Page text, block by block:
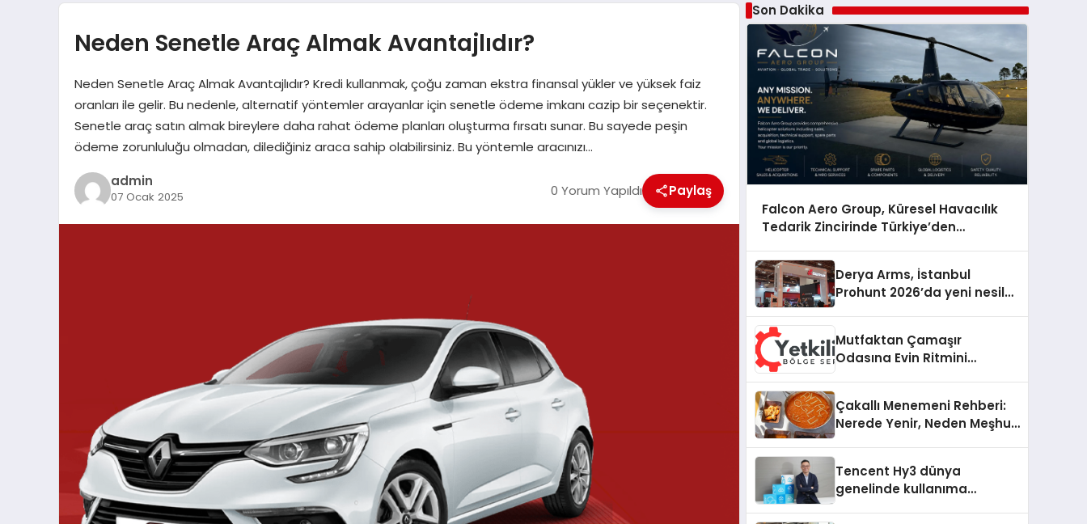
Neden Senetle Araç Almak Avantajlıdır?
Neden Senetle Araç Almak Avantajlıdır? Kredi kullanmak, çoğu zaman ekstra finansal yükler ve yüksek faiz
oranları ile gelir. Bu nedenle, alternatif yöntemler arayanlar için senetle ödeme imkanı cazip bir seçenektir.
Senetle araç satın almak bireylere daha rahat ödeme planları oluşturma fırsatı sunar. Bu sayede peşin
ödeme zorunluluğu olmadan, dilediğiniz araca sahip olabilirsiniz. Bu yöntemle aracınızı…
admin
07 Ocak 2025 0 Yorum Yapıldı Paylaş
Son Dakika
Falcon Aero Group, Küresel Havacılık
Tedarik Zincirinde Türkiye’den
Derya Arms, İstanbul
Prohunt 2026’da yeni nesil
Mutfaktan Çamaşır
Odasına Evin Ritmini
Destek Deneyimi
Çakallı Menemeni Rehberi:
Nerede Yenir, Neden Meşhur,
Tencent Hy3 dünya
genelinde kullanıma